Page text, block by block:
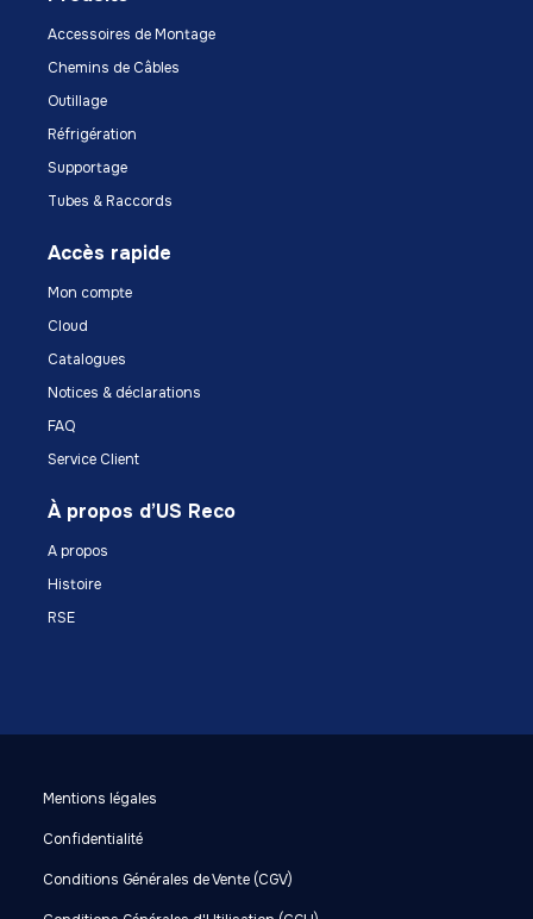
Accessoires de Montage
Chemins de Câbles
Outillage
Réfrigération
Supportage
Tubes & Raccords
Accès rapide
Mon compte
Cloud
Catalogues
Notices & déclarations
FAQ
Service Client
À propos d’US Reco
A propos
Histoire
RSE
Mentions légales
Confidentialité
Conditions Générales de Vente (CGV)